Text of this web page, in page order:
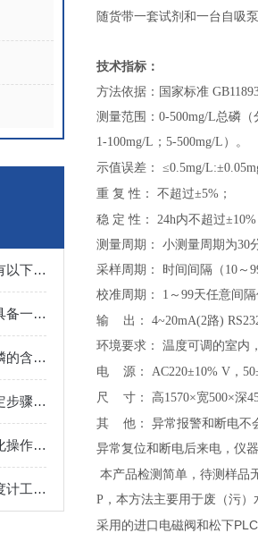
在线总磷分析仪的作用主要有以下几个方面
在线总磷分析仪的使用需要具备一定的技巧
在线总磷分析仪是如何测定磷的含量的？
看看，在线总磷分析仪的测定步骤是这样的
在线总磷分析仪实现了智能化操作和维护
酸浓度计生产厂家细说酸浓度计工作原理
随货带一套试剂和一台自吸泵
技术指标：
方法依据：国家标准
测量范围：0-500mg/L总磷（
1-100mg/L；5-500mg/L） 。
示值误差：
≤0.5mg/
重 复 性： 不超过±5% ；
稳 定 性： 24h内不超过±10%
测量周期： 小测量周期为30
采样周期： 时间间隔（10～
校准周期： 1～99天任意间
输
出： 4~20mA(2路)
环境要求： 温度可调的室内
电
源： AC220±10% V，
尺
寸： 高1570×宽500×深
其
他： 异常报警和断电不
异常复位和断电后来电，仪
本产品检测简单， 待测样品
P，本方法主要用于废（污
采用的进口电磁阀和松下PLC